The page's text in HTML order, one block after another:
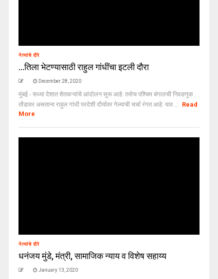
नेत्यांचे दौरे
…तिला भेटण्यासाठी राहुल गांधींचा इटली दौरा
December 28, 2020
मुंबई - सध्या देशात शेतकऱ्यांचे आंदोलन सुरू आहे. तसेच पश्चिम बंगालची निवडणूक
तोंडावर असताना राहुल गांधी परदेशी दौर्यावर गेल्याची चर्चा रंगत आहे. याव ... Read
More
नेत्यांचे दौरे
धनंजय मुंडे, मंत्री, सामाजिक न्याय व विशेष सहाय्य
January 13, 2020